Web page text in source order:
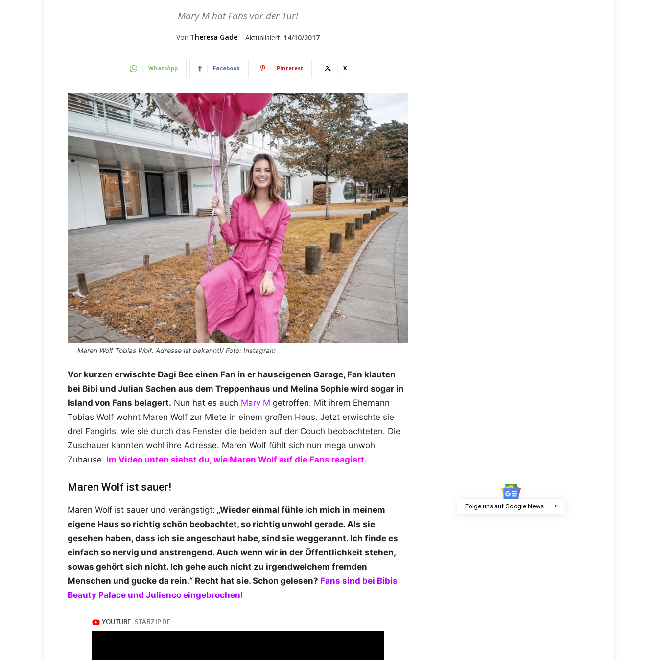
Mary M hat Fans vor der Tür!
Von Theresa Gade Aktualisiert: 14/10/2017
WhatsApp Facebook Pinterest X
Maren Wolf Tobias Wolf: Adresse ist bekannt!/ Foto: Instagram
Vor kurzen erwischte Dagi Bee einen Fan in er hauseigenen Garage, Fan klauten
bei Bibi und Julian Sachen aus dem Treppenhaus und Melina Sophie wird sogar in
Island von Fans belagert. Nun hat es auch Mary M getroffen. Mit ihrem Ehemann
Tobias Wolf wohnt Maren Wolf zur Miete in einem großen Haus. Jetzt erwischte sie
drei Fangirls, wie sie durch das Fenster die beiden auf der Couch beobachteten. Die
Zuschauer kannten wohl ihre Adresse. Maren Wolf fühlt sich nun mega unwohl
Zuhause. Im Video unten siehst du, wie Maren Wolf auf die Fans reagiert.
Maren Wolf ist sauer!
Maren Wolf ist sauer und verängstigt: „Wieder einmal fühle ich mich in meinem
eigene Haus so richtig schön beobachtet, so richtig unwohl gerade. Als sie
gesehen haben, dass ich sie angeschaut habe, sind sie weggerannt. Ich finde es
einfach so nervig und anstrengend. Auch wenn wir in der Öffentlichkeit stehen,
sowas gehört sich nicht. Ich gehe auch nicht zu irgendwelchem fremden
Menschen und gucke da rein.“ Recht hat sie. Schon gelesen? Fans sind bei Bibis
Beauty Palace und Julienco eingebrochen!
Folge uns auf Google News